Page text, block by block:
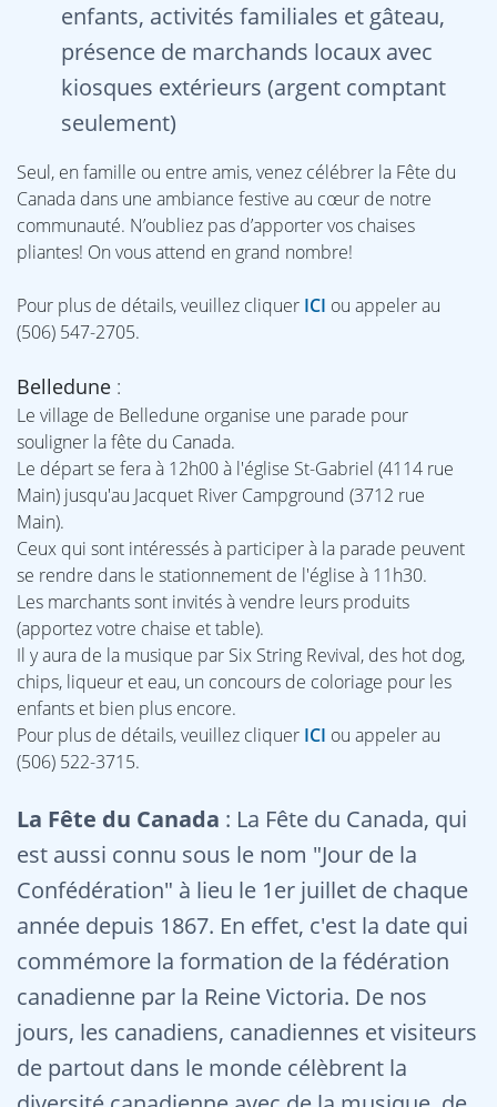
enfants, activités familiales et gâteau,
présence de marchands locaux avec
kiosques extérieurs (argent comptant
seulement)
Seul, en famille ou entre amis, venez célébrer la Fête du
Canada dans une ambiance festive au cœur de notre
communauté. N’oubliez pas d’apporter vos chaises
pliantes! On vous attend en grand nombre!
Pour plus de détails, veuillez cliquer ICI ou appeler au
(506) 547-2705.
Belledune :
Le village de Belledune organise une parade pour
souligner la fête du Canada.
Le départ se fera à 12h00 à l'église St-Gabriel (4114 rue
Main) jusqu'au Jacquet River Campground (3712 rue
Main).
Ceux qui sont intéressés à participer à la parade peuvent
se rendre dans le stationnement de l'église à 11h30.
Les marchants sont invités à vendre leurs produits
(apportez votre chaise et table).
Il y aura de la musique par Six String Revival, des hot dog,
chips, liqueur et eau, un concours de coloriage pour les
enfants et bien plus encore.
Pour plus de détails, veuillez cliquer ICI ou appeler au
(506) 522-3715.
La Fête du Canada : La Fête du Canada, qui
est aussi connu sous le nom "Jour de la
Confédération" à lieu le 1er juillet de chaque
année depuis 1867. En effet, c'est la date qui
commémore la formation de la fédération
canadienne par la Reine Victoria. De nos
jours, les canadiens, canadiennes et visiteurs
de partout dans le monde célèbrent la